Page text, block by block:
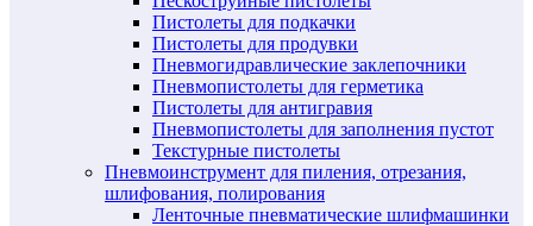
Пистолеты для подкачки
Пистолеты для продувки
Пневмогидравлические заклепочники
Пневмопистолеты для герметика
Пистолеты для антигравия
Пневмопистолеты для заполнения пустот
Текстурные пистолеты
Пневмоинструмент для пиления, отрезания,
шлифования, полирования
Ленточные пневматические шлифмашинки